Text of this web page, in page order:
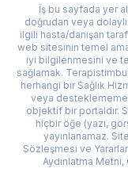
İş bu sayfada yer
doğrudan veya
ilgili hasta/danışan
web sitesinin temel
iyi bilgilenmesini ve
sağlamak.
herhangi bir Sağlık
veya
objektif bir portaldır.
hiçbir öğe (yazı,
yayınlanamaz.
Sözleşmesi ve
Aydınlatma Metni,